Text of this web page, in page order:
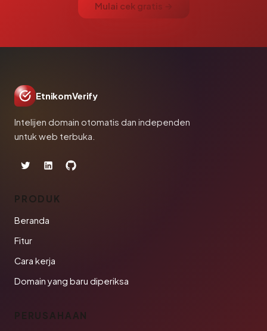
Mulai cek gratis →
EtnikomVerify
Intelijen domain otomatis dan independen
untuk web terbuka.
PRODUK
Beranda
Fitur
Cara kerja
Domain yang baru diperiksa
PERUSAHAAN